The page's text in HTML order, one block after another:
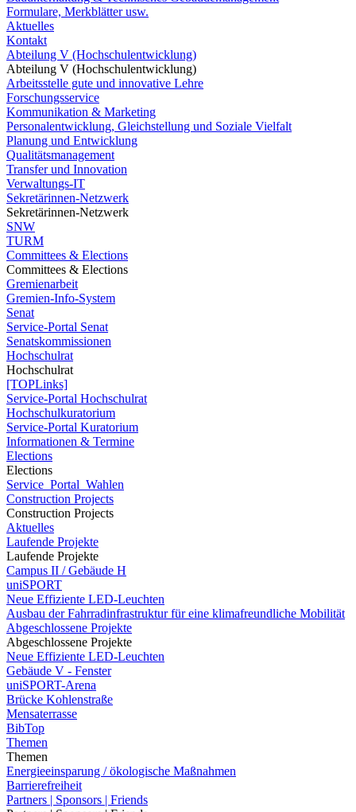
Formulare, Merkblätter usw.
Aktuelles
Kontakt
Abteilung V (Hochschulentwicklung)
Abteilung V (Hochschulentwicklung)
Arbeitsstelle gute und innovative Lehre
Forschungsservice
Kommunikation & Marketing
Personalentwicklung, Gleichstellung und Soziale Vielfalt
Planung und Entwicklung
Qualitätsmanagement
Transfer und Innovation
Verwaltungs-IT
Sekretärinnen-Netzwerk
Sekretärinnen-Netzwerk
SNW
TURM
Committees & Elections
Committees & Elections
Gremienarbeit
Gremien-Info-System
Senat
Service-Portal Senat
Senatskommissionen
Hochschulrat
Hochschulrat
[TOPLinks]
Service-Portal Hochschulrat
Hochschulkuratorium
Service-Portal Kuratorium
Informationen & Termine
Elections
Elections
Service_Portal_Wahlen
Construction Projects
Construction Projects
Aktuelles
Laufende Projekte
Laufende Projekte
Campus II / Gebäude H
uniSPORT
Neue Effiziente LED-Leuchten
Ausbau der Fahrradinfrastruktur für eine klimafreundliche Mobilität
Abgeschlossene Projekte
Abgeschlossene Projekte
Neue Effiziente LED-Leuchten
Gebäude V - Fenster
uniSPORT-Arena
Brücke Kohlenstraße
Mensaterrasse
BibTop
Themen
Themen
Energieeinsparung / ökologische Maßnahmen
Barrierefreiheit
Partners | Sponsors | Friends